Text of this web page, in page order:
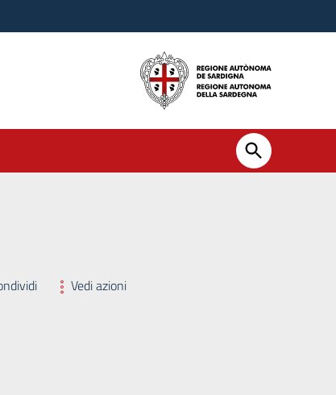
per la copertura a tempo determinato di posti nel profilo
Vedi azioni